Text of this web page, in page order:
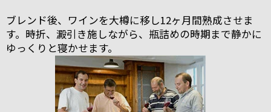
ブレンド後、ワインを大樽に移し12ヶ月間熟成させま
す。時折、澱引き施しながら、瓶詰めの時期まで静かに
ゆっくりと寝かせます。